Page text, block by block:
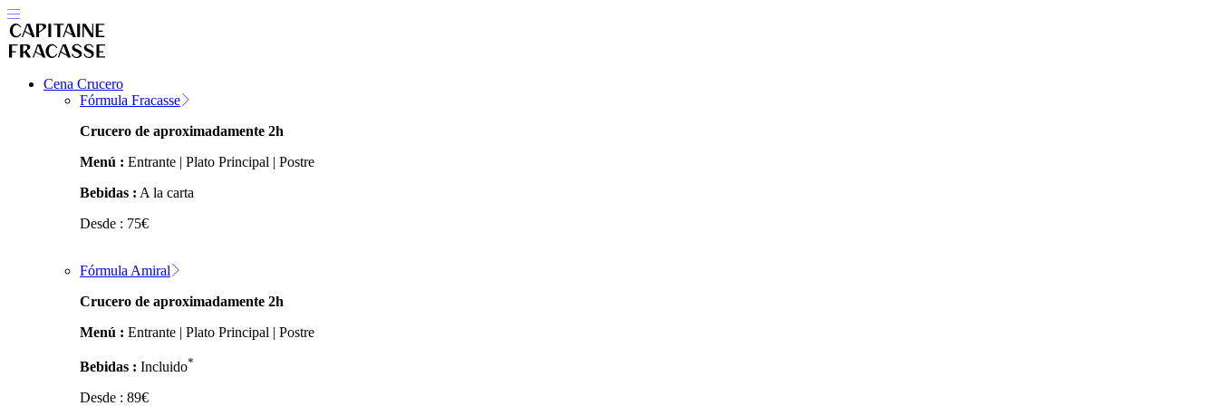
Cena Crucero
Fórmula Fracasse
Crucero de aproximadamente 2h
Menú : Entrante | Plato Principal | Postre
Bebidas : A la carta
Desde : 75€
Fórmula Amiral
Crucero de aproximadamente 2h
Menú : Entrante | Plato Principal | Postre
Bebidas : Incluido*
Desde : 89€